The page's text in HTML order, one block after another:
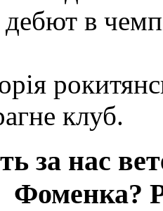
в
клуб.
за нас
Фоменка?